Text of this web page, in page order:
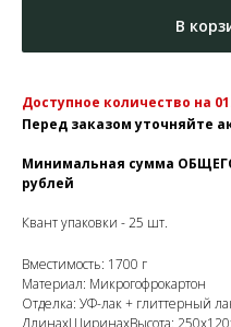
В
Доступное количество на
Перед заказом уточняйте
Минимальная сумма
рублей
Квант упаковки - 25 шт.
Вместимость: 1700 г
Материал: Микрогофрокартон
Отделка: УФ-лак + глиттерный